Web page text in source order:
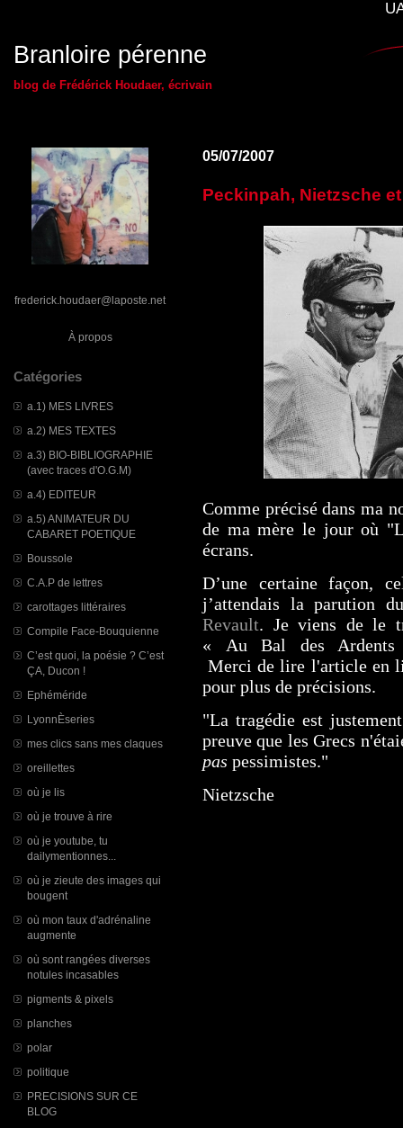
Branloire pérenne
blog de Frédérick Houdaer, écrivain
frederick.houdaer@laposte.net
À propos
Catégories
a.1) MES LIVRES
a.2) MES TEXTES
a.3) BIO-BIBLIOGRAPHIE
(avec traces d'O.G.M)
a.4) EDITEUR
a.5) ANIMATEUR DU
CABARET POETIQUE
Boussole
C.A.P de lettres
carottages littéraires
Compile Face-Bouquienne
C’est quoi, la poésie ? C’est
ÇA, Ducon !
Ephéméride
LyonnÈseries
mes clics sans mes claques
oreillettes
où je lis
où je trouve à rire
où je youtube, tu
dailymentionnes...
où je zieute des images qui
bougent
où mon taux d'adrénaline
augmente
où sont rangées diverses
notules incasables
pigments & pixels
planches
polar
politique
PRECISIONS SUR CE
BLOG
05/07/2007
Peckinpah, Nietzsche
Comme précisé dans ma
de ma mère le jour où
écrans.
D’une certaine façon,
j’attendais la parution
Revault. Je viens de le
« Au Bal des
Merci de lire l'article en
pour plus de précisions.
"La tragédie est
preuve que les Grecs
pas pessimistes."
Nietzsche